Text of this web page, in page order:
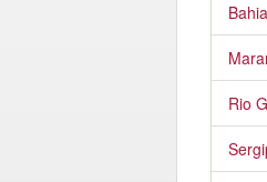
Bahia
Rio